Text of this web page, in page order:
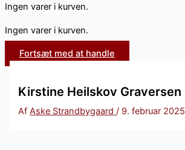
Ingen varer i kurven.
Ingen varer i kurven.
Fortsæt med at handle
Kirstine Heilskov Graversen
AfAske Strandbygaard / 9. februar 2025